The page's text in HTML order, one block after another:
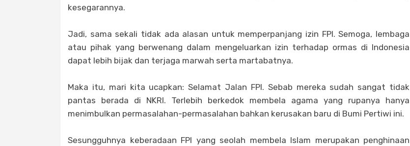
kesegarannya.
Jadi, sama sekali tidak ada alasan untuk memperpanjang izin FPI. Semoga, lembaga
atau pihak yang berwenang dalam mengeluarkan izin terhadap ormas di Indonesia
dapat lebih bijak dan terjaga marwah serta martabatnya.
Maka itu, mari kita ucapkan: Selamat Jalan FPI. Sebab mereka sudah sangat tidak
pantas berada di NKRI. Terlebih berkedok membela agama yang rupanya hanya
menimbulkan permasalahan-permasalahan bahkan kerusakan baru di Bumi Pertiwi ini.
Sesungguhnya keberadaan FPI yang seolah membela Islam merupakan penghinaan